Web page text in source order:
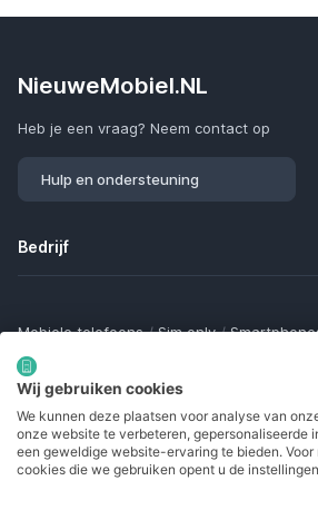
NieuweMobiel.NL
Heb je een vraag? Neem contact op
Hulp en ondersteuning
Bedrijf
Mobiele telefoons / Sim only /
Smartwatches
Bluetooth trackers / Opladers
Samsung Galaxy
Gamingtelefoons / Foldables / Robuuste
Seniorentelefoons / Waterdichte telefoons
Wij gebruiken cookies
We kunnen deze plaatsen voor analyse van
onze website te verbeteren, gepersonaliseerde
een geweldige website-ervaring te bieden.
cookies die we gebruiken opent u de